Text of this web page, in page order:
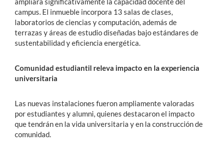
campus. El inmueble incorpora 13 salas de clases,
laboratorios de ciencias y computación, además de
terrazas y áreas de estudio diseñadas bajo estándares de
sustentabilidad y eficiencia energética.
Comunidad estudiantil releva impacto en la experiencia
universitaria
Las nuevas instalaciones fueron ampliamente valoradas
por estudiantes y alumni, quienes destacaron el impacto
que tendrán en la vida universitaria y en la construcción de
comunidad.